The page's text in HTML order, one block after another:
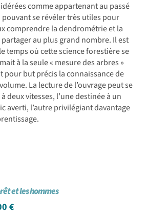
comme appartenant au passé
pouvant se révéler très utiles pour
comprendre la dendrométrie et la
au plus grand nombre. Il est
temps où cette science forestière se
à la seule « mesure des arbres »
pour but précis la connaissance de
La lecture de l’ouvrage peut se
deux vitesses, l’une destinée à un
averti, l’autre privilégiant davantage
et les hommes
€